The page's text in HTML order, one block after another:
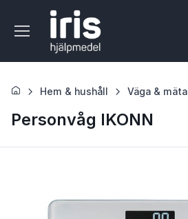
Hem & hushåll Väga & mäta
Personvåg IKONN